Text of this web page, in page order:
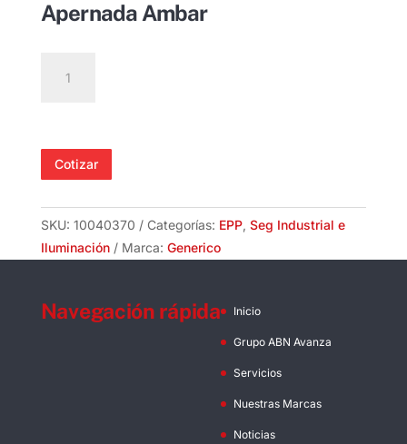
Apernada Ambar
Estroboscópica
Apernada
Ambar
Cotizar
SKU: 10040370 Categorías: EPP, Seg Industrial e
Iluminación
Marca: Generico
Navegación rápida Inicio
Grupo ABN Avanza
Servicios
Nuestras Marcas
Noticias